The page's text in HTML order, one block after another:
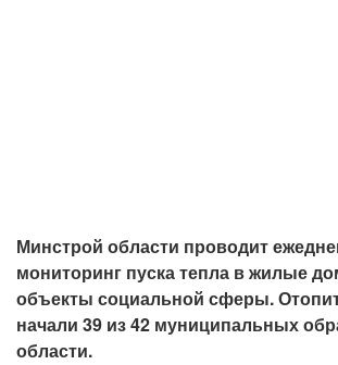
Минстрой области проводит
мониторинг пуска тепла в жилые
объекты социальной сферы.
начали 39 из 42 муниципальных
области.